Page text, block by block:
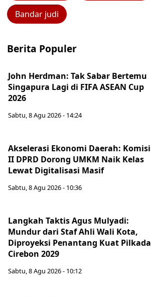
Bandar judi
Berita Populer
John Herdman: Tak Sabar Bertemu
Singapura Lagi di FIFA ASEAN Cup
2026
Sabtu, 8 Agu 2026 - 14:24
Akselerasi Ekonomi Daerah: Komisi
II DPRD Dorong UMKM Naik Kelas
Lewat Digitalisasi Masif
Sabtu, 8 Agu 2026 - 10:36
Langkah Taktis Agus Mulyadi:
Mundur dari Staf Ahli Wali Kota,
Diproyeksi Penantang Kuat Pilkada
Cirebon 2029
Sabtu, 8 Agu 2026 - 10:12